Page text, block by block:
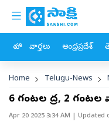
Skip to main content
custom menu
హోం వార్తలు ఆంధ్రప్రదేశ్
Breadcrumb
Home Telugu-News
6 గంటల నిద్ర, 2
Apr 20 2025 3:34 AM | Updated